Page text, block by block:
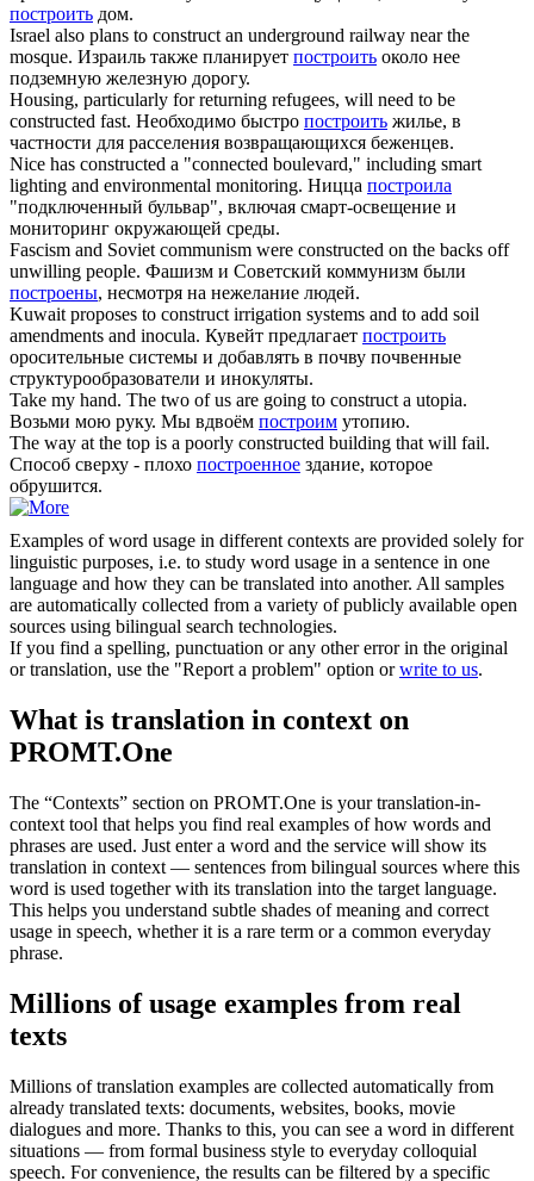
построить дом.
Israel also plans to constructan underground railway near the
mosque. Израиль также планирует построить около нее
подземную железную дорогу.
Housing, particularly for returning refugees, will need to be
constructed fast. Необходимо быстро построить жилье, в
частности для расселения возвращающихся беженцев.
Nice has constructed a "connected boulevard," including smart
lighting and environmental monitoring. Ницца построила
"подключенный бульвар", включая смарт-освещение и
мониторинг окружающей среды.
Fascism and Soviet communism were constructed on the backs off
unwilling people. Фашизм и Советский коммунизм были
построены, несмотря на нежелание людей.
Kuwait proposes to constructirrigation systems and to add soil
amendments and inocula. Кувейт предлагает построить
оросительные системы и добавлять в почву почвенные
структурообразователи и инокуляты.
Take my hand. The two of us are going to constructa utopia.
Возьми мою руку. Мы вдвоём построим утопию.
The way at the top is a poorly constructed building that will fail.
Способ сверху - плохо построенное здание, которое
обрушится.
Examples of word usage in different contexts are provided solely for
linguistic purposes, i.e. to study word usage in a sentence in one
language and how they can be translated into another. All samples
are automatically collected from a variety of publicly available open
sources using bilingual search technologies.
If you find a spelling, punctuation or any other error in the original
or translation, use the "Report a problem" option orwrite to us.
What is translation in context on
PROMT.One
The “Contexts” section on PROMT.One is your translation-in-
context tool that helps you find real examples of how words and
phrases are used. Just enter a word and the service will show its
translation in context — sentences from bilingual sources where this
word is used together with its translation into the target language.
This helps you understand subtle shades of meaning and correct
usage in speech, whether it is a rare term or a common everyday
phrase.
Millions of usage examples from real
texts
Millions of translation examples are collected automatically from
already translated texts: documents, websites, books, movie
dialogues and more. Thanks to this, you can see a word in different
situations — from formal business style to everyday colloquial
speech. For convenience, the results can be filtered by a specific